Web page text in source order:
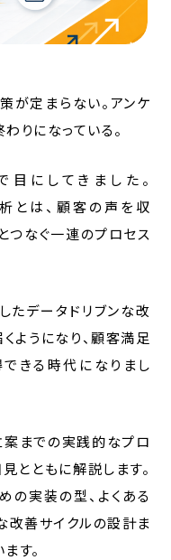
が定まらない。アンケ
りになっている。
目にしてきました。
とは、顧客の声を収
つなぐ一連のプロセス
たデータドリブンな改
ようになり、顧客満足
きる時代になりまし
までの実践的なプロ
とともに解説します。
の実装の型、よくある
改善サイクルの設計ま
す。